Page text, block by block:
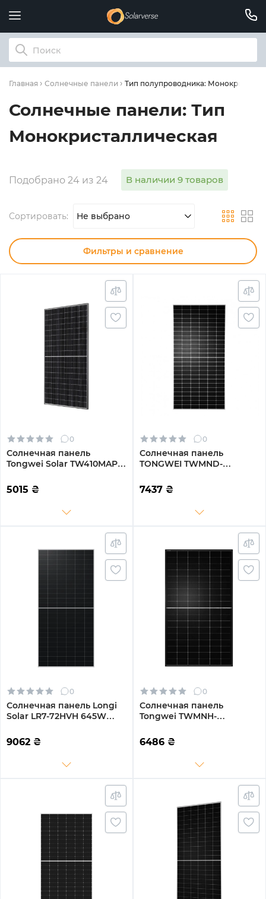
Главная Солнечные панели Тип полупроводника: Монокристалл
Солнечные панели: Тип
Монокристаллическая
Подобрано 24 из 24 В наличии 9 товаров
Сортировать: Не выбрано
Фильтры и сравнение
0
Солнечная панель
Tongwei Solar TW410MAP-
5015 ₴
0
Солнечная панель
TONGWEI TWMND-
7437 ₴
0
Солнечная панель Longi
Solar LR7-72HVH 645W
9062 ₴
0
Солнечная панель
Tongwei TWMNH-
6486 ₴